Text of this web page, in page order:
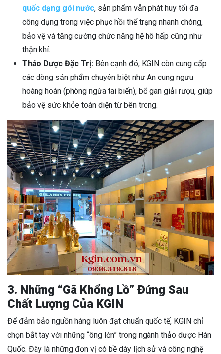
quốc dạng gói nước, sản phẩm vẫn phát huy tối đa
công dụng trong việc phục hồi thể trạng nhanh chóng,
bảo vệ và tăng cường chức năng hệ hô hấp cũng như
thận khí.
Thảo Dược Đặc Trị: Bên cạnh đó, KGIN còn cung cấp
các dòng sản phẩm chuyên biệt như An cung ngưu
hoàng hoàn (phòng ngừa tai biến), bổ gan giải rượu, giúp
bảo vệ sức khỏe toàn diện từ bên trong.
3. Những “Gã Khổng Lồ” Đứng Sau
Chất Lượng Của KGIN
Để đảm bảo nguồn hàng luôn đạt chuẩn quốc tế, KGIN chỉ
chọn bắt tay với những “ông lớn” trong ngành thảo dược Hàn
Quốc. Đây là những đơn vị có bề dày lịch sử và công nghệ